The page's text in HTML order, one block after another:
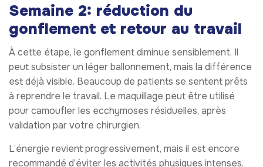
Semaine 2: réduction du
gonflement et retour au travail
À cette étape, le gonflement diminue sensiblement. Il
peut subsister un léger ballonnement, mais la différence
est déjà visible. Beaucoup de patients se sentent prêts
à reprendre le travail. Le maquillage peut être utilisé
pour camoufler les ecchymoses résiduelles, après
validation par votre chirurgien.
L’énergie revient progressivement, mais il est encore
recommandé d’éviter les activités physiques intenses.